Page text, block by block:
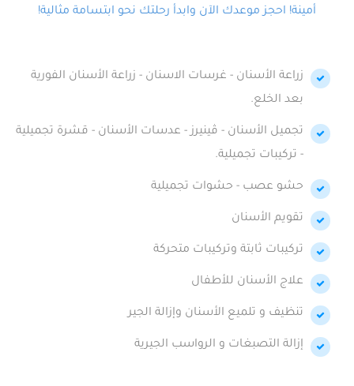
أمينة! احجز موعدك الآن وابدأ رحلتك نحو ابتسامة مثالية!
زراعة الأسنان - غرسات الاسنان - زراعة الأسنان الفورية
بعد الخلع.
تجميل الأسنان - ڤينيرز - عدسات الأسنان - قشرة تجميلية
- تركيبات تجميلية.
حشو عصب - حشوات تجميلية
تقويم الأسنان
تركيبات ثابتة وتركيبات متحركة
علاج الأسنان للأطفال
تنظيف و تلميع الأسنان وإزالة الجير
إزالة التصبغات و الرواسب الجيرية